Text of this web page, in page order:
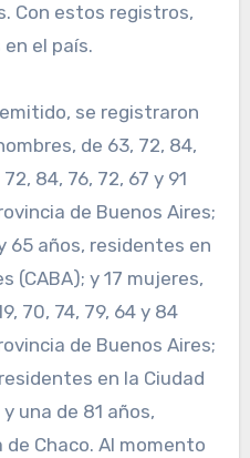
Con estos registros,
el país.
se registraron
de 63, 72, 84,
84, 76, 72, 67 y 91
de Buenos Aires;
65 años, residentes en
(CABA); y 17 mujeres,
70, 74, 79, 64 y 84
de Buenos Aires;
en la Ciudad
una de 81 años,
Chaco. Al momento